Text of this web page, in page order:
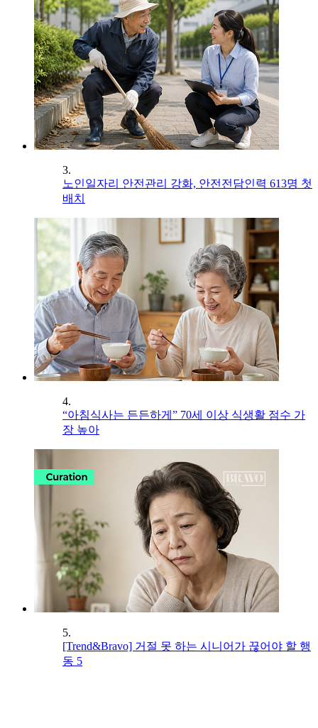
3.
노인일자리 안전관리 강화, 안전전담인력 613명 첫
배치
4.
“아침식사는 든든하게” 70세 이상 식생활 점수 가
장 높아
5.
[Trend&Bravo] 거절 못 하는 시니어가 끊어야 할 행
동 5